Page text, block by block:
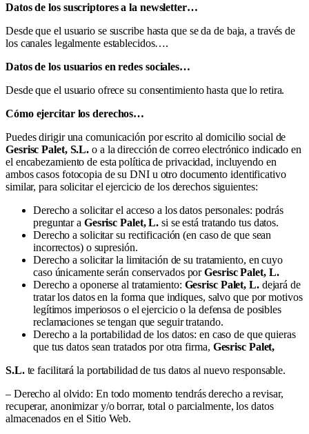
Datos de los suscriptores a la newsletter…
Desde que el usuario se suscribe hasta que se da de baja, a través de
los canales legalmente establecidos….
Datos de los usuarios en redes sociales…
Desde que el usuario ofrece su consentimiento hasta que lo retira.
Cómo ejercitar los derechos…
Puedes dirigir una comunicación por escrito al domicilio social de
Gesrisc Palet, S.L. o a la dirección de correo electrónico indicado en
el encabezamiento de esta política de privacidad, incluyendo en
ambos casos fotocopia de su DNI u otro documento identificativo
similar, para solicitar el ejercicio de los derechos siguientes:
Derecho a solicitar el acceso a los datos personales: podrás
preguntar a Gesrisc Palet, L.si se está tratando tus datos.
Derecho a solicitar su rectificación (en caso de que sean
incorrectos) o supresión.
Derecho a solicitar la limitación de su tratamiento, en cuyo
caso únicamente serán conservados porGesrisc Palet, L.
Derecho a oponerse al tratamiento: Gesrisc Palet, L. dejará de
tratar los datos en la forma que indiques, salvo que por motivos
legítimos imperiosos o el ejercicio o la defensa de posibles
reclamaciones se tengan que seguir tratando.
Derecho a la portabilidad de los datos: en caso de que quieras
que tus datos sean tratados por otra firma, Gesrisc Palet,
S.L. te facilitará la portabilidad de tus datos al nuevo responsable.
– Derecho al olvido: En todo momento tendrás derecho a revisar,
recuperar, anonimizar y/o borrar, total o parcialmente, los datos
almacenados en el Sitio Web.